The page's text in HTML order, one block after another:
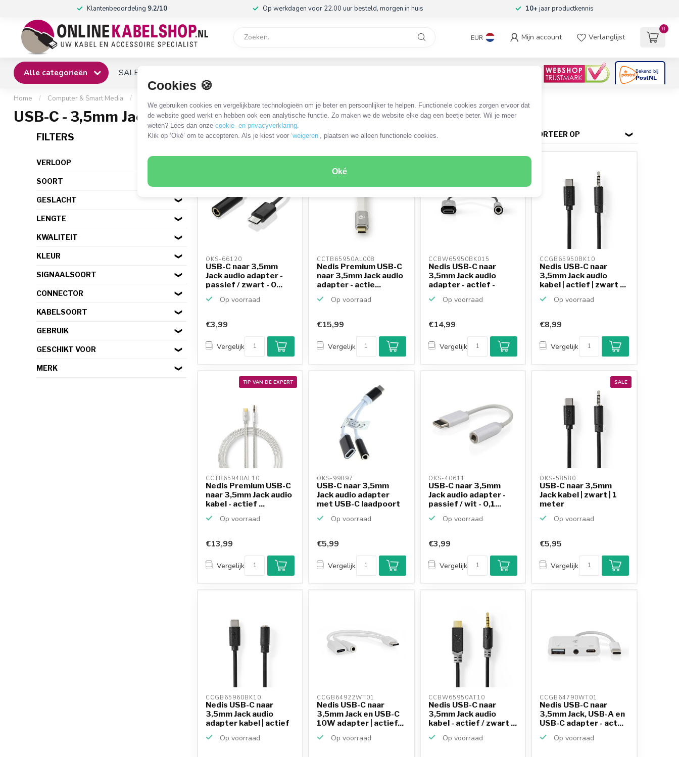
Cookies 🍪
We gebruiken cookies en vergelijkbare technologieën om je beter en persoonlijker te helpen. Functionele cookies zorgen ervoor dat
de website goed werkt en hebben ook een analytische functie. Zo maken we de website elke dag een beetje beter. Wil je meer
weten? Lees dan onze cookie- en privacyverklaring.
Klik op ‘Oké’ om te accepteren. Als je kiest voor ‘weigeren’, plaatsen we alleen functionele cookies.
Oké
Klantenbeoordeling 9.2/10 Op werkdagen voor 22.00 uur besteld, morgen in huis 10+jaar productkennis
EUR Mijn account Verlanglijst
0
Alle categorieën SALE
Home / Computer & Smart Media /
USB-C - 3,5mm Jack
FILTERS
VERLOOP
SOORT
GESLACHT
LENGTE
KWALITEIT
KLEUR
SIGNAALSOORT
CONNECTOR
KABELSOORT
GEBRUIK
GESCHIKT VOOR
MERK
20 PRODUCTEN SORTEER OP
OKS-66120
USB-C naar 3,5mm
Jack audio adapter -
passief / zwart - 0...
Op voorraad
€3,99
Vergelijk
CCTB65950AL008
Nedis Premium USB-C
naar 3,5mm Jack audio
adapter - actie...
Op voorraad
€15,99
Vergelijk
CCBW65950BK015
Nedis USB-C naar
3,5mm Jack audio
adapter - actief -
Op voorraad
€14,99
Vergelijk
CCGB65950BK10
Nedis USB-C naar
3,5mm Jack audio
kabel | actief | zwart ...
Op voorraad
€8,99
Vergelijk
TIP VAN DE EXPERT
CCTB65940AL10
Nedis Premium USB-C
naar 3,5mm Jack audio
kabel - actief ...
Op voorraad
€13,99
Vergelijk
OKS-99897
USB-C naar 3,5mm
Jack audio adapter
met USB-C laadpoort
Op voorraad
€5,99
Vergelijk
OKS-40611
USB-C naar 3,5mm
Jack audio adapter -
passief / wit - 0,1...
Op voorraad
€3,99
Vergelijk
SALE
OKS-58580
USB-C naar 3,5mm
Jack kabel | zwart | 1
meter
Op voorraad
€5,95
Vergelijk
CCGB65960BK10
Nedis USB-C naar
3,5mm Jack audio
adapter kabel | actief
Op voorraad
CCGB64922WT01
Nedis USB-C naar
3,5mm Jack en USB-C
10W adapter | actief...
Op voorraad
CCBW65950AT10
Nedis USB-C naar
3,5mm Jack audio
kabel - actief / zwart ...
Op voorraad
CCGB64790WT01
Nedis USB-C naar
3,5mm Jack, USB-A en
USB-C adapter - act...
Op voorraad